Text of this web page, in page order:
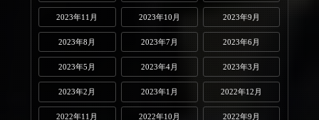
2023年11月 2023年10月 2023年9月
2023年8月 2023年7月 2023年6月
2023年5月 2023年4月 2023年3月
2023年2月 2023年1月 2022年12月
2022年11月 2022年10月 2022年9月